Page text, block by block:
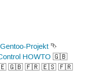
Projekt ⮷
HOWTO 🇬🇧
🇬🇧 🇫🇷 🇪🇸 🇫🇷